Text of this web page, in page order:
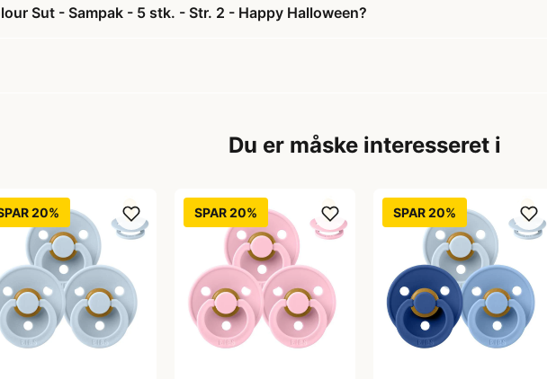
Sut - Sampak - 5 stk. - Str. 2 - Happy Halloween?
Du er måske interesseret i
20% SPAR 20% SPAR 20%